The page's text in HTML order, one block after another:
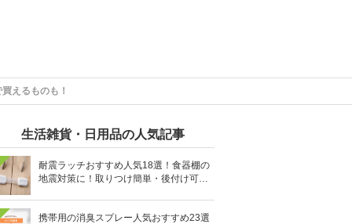
えるものも！
生活雑貨・日用品の人気記事
耐震ラッチおすすめ人気18選！食器棚の
地震対策に！取りつけ簡単・後付け可能
携帯用の消臭スプレー人気おすすめ23選